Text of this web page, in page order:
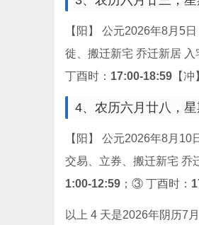
【阳】 公元2026年8月 5
徙、搬迁新宅 乔迁新居
丁酉时： 17:00-18:59 【
4、农历六月廿八，星
【阳】 公元2026年8月 10
交易、立券、搬迁新宅 乔
1:00-12:59 ；③ 丁酉时：
以上 4 天是2026年阴历7